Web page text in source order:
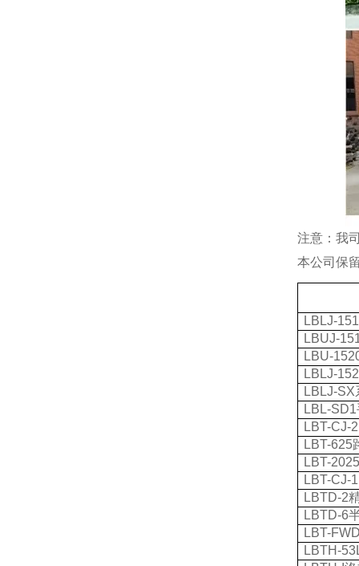
注意：我
本公司保
LBLJ-
LBUJ-
LBU-
LBLJ-
LBLJ-SX
LBL-SD1
LBT-CJ-
LBT-625
LBT-
LBT-CJ-
LBTD-2
LBTD-6
LBT-
LBTH-